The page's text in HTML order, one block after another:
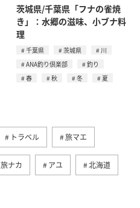
茨城県/千葉県「フナの雀焼
き」：水郷の滋味、小ブナ料
理
千葉県 茨城県
川
ANA釣り倶楽部
釣り
春
秋 冬 夏
トラベル 旅マエ
旅ナカ アユ 北海道